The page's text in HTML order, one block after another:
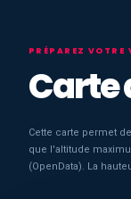
PRÉPAREZ VOTRE
Carte
Cette carte permet
que l'altitude
(OpenData). La